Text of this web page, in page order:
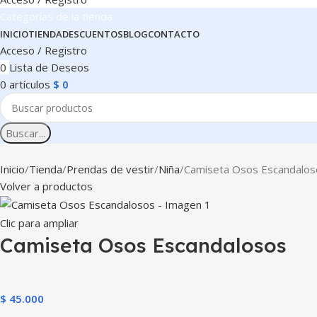
INICIOTIENDADESCUENTOSBLOGCONTACTO
Acceso / Registro
0 Lista de Deseos
0 artículos $ 0
Buscar...
Inicio Tienda Prendas de vestir Niña Camiseta Osos
Volver a productos
Clic para ampliar
Camiseta Osos Escandalosos
$ 45.000